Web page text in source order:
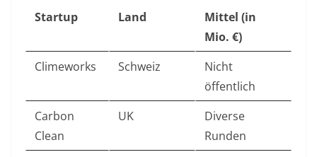
Startup Land
Mittel (in
Mio. €)
Climeworks
Schweiz
Nicht
öffentlich
Carbon
Clean
UK
Diverse
Runden